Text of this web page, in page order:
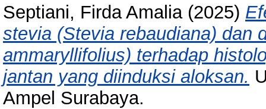
Septiani, Firda Amalia(2025)
stevia (Stevia rebaudiana) dan
ammaryllifolius) terhadap
jantan yang diinduksi aloksan.
Ampel Surabaya.